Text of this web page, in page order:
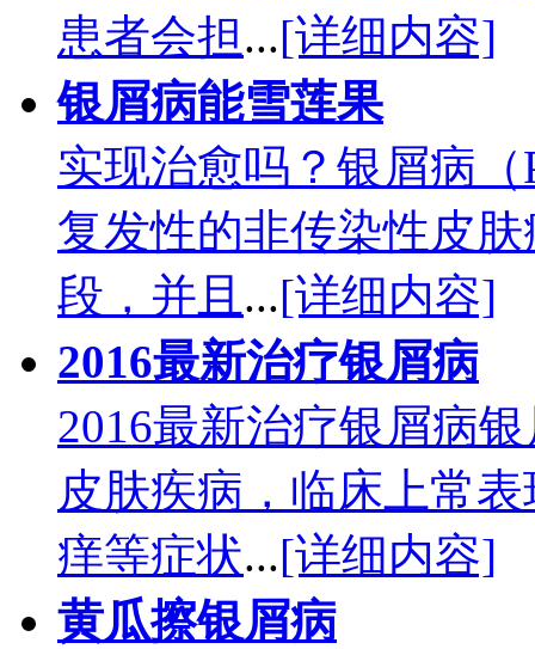
患者会担...[详细内容]
银屑病能雪莲果
实现治愈吗？银屑病
复发性的非传染性皮
段，并且 ...[详细内容]
2016最新治疗银屑病
2016最新治疗银屑病
皮肤疾病，临床上常
痒等症状...[详细内容]
黄瓜擦银屑病